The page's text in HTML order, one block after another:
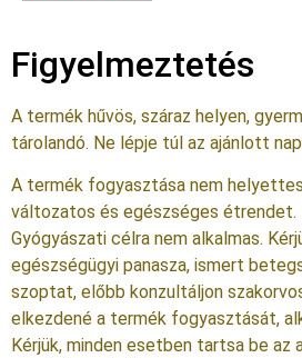
Figyelmeztetés
A termék hűvös, száraz helyen,
tárolandó. Ne lépje túl az ajánlott
A termék fogyasztása nem
változatos és egészséges étrendet.
Gyógyászati célra nem alkalmas.
egészségügyi panasza, ismert
szoptat, előbb konzultáljon
elkezdené a termék fogyasztását,
Kérjük, minden esetben tartsa be az